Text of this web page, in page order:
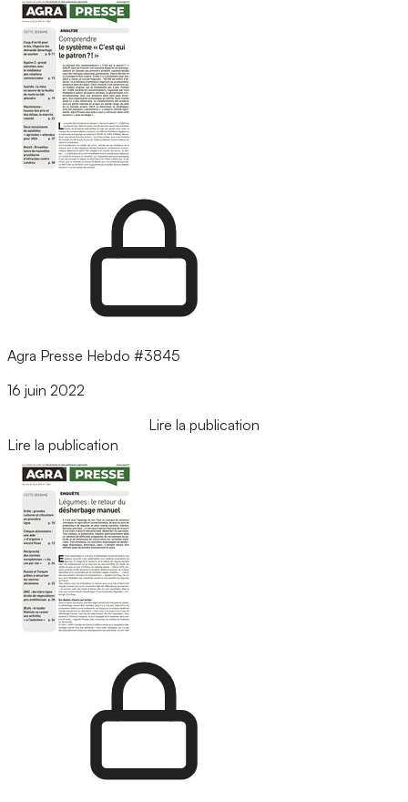
Agra Presse Hebdo #3845
16 juin 2022
Lire la publication
Lire la publication